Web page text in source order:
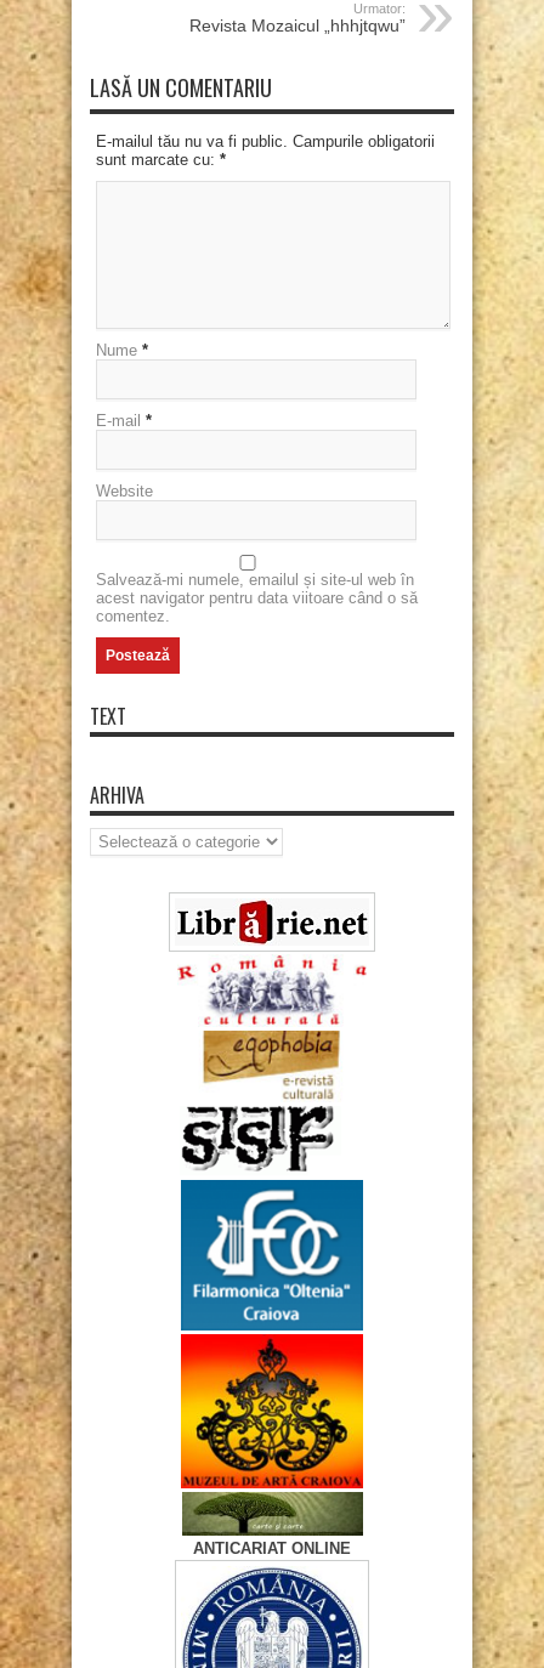
Urmator:
Revista Mozaicul „hhhjtqwu”
LASĂ UN COMENTARIU
E-mailul tău nu va fi public. Campurile obligatorii
sunt marcate cu: *
Nume *
E-mail *
Website
Salvează-mi numele, emailul și site-ul web în
acest navigator pentru data viitoare când o să
comentez.
TEXT
ARHIVA
Arhiva
ANTICARIAT ONLINE